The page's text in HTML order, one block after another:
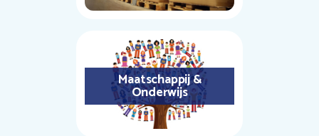
Maatschappij &
Onderwijs